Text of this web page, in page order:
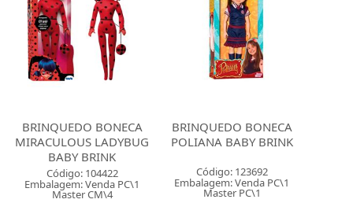
BRINQUEDO BONECA
MIRACULOUS LADYBUG
BABY BRINK
Código: 104422
Embalagem: Venda PC\1
Master CM\4
BRINQUEDO BONECA
POLIANA BABY BRINK
Código: 123692
Embalagem: Venda PC\1
Master PC\1